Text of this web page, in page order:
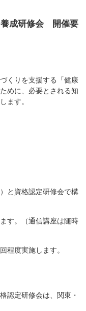
養成研修会 開催要
くりを支援する「健康
めに、必要とされる知
ます。
と資格認定研修会で構
す。（通信講座は随時
程度実施します。
認定研修会は、関東・